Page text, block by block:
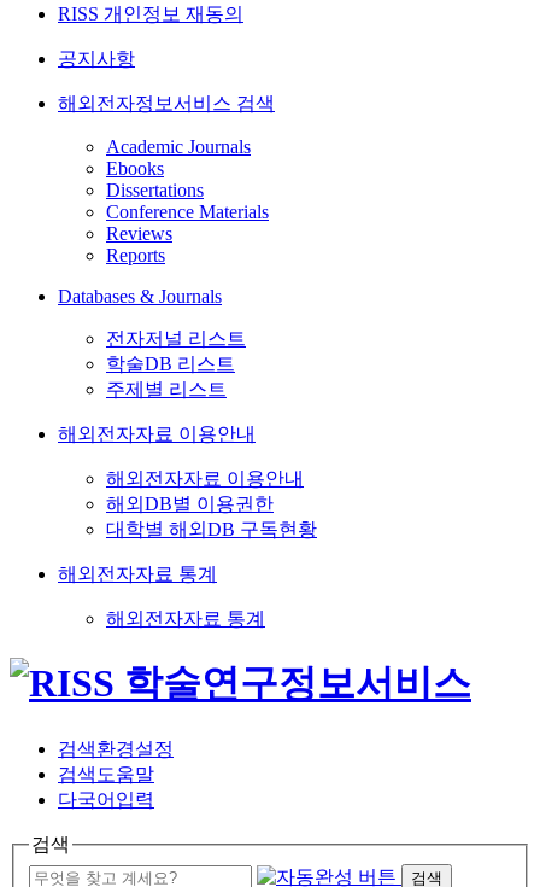
RISS 개인정보 재동의
공지사항
해외전자정보서비스 검색
Academic Journals
Ebooks
Dissertations
Conference Materials
Reviews
Reports
Databases & Journals
전자저널 리스트
학술DB 리스트
주제별 리스트
해외전자자료 이용안내
해외전자자료 이용안내
해외DB별 이용권한
대학별 해외DB 구독현황
해외전자자료 통계
해외전자자료 통계
검색환경설정
검색도움말
다국어입력
검색
검색